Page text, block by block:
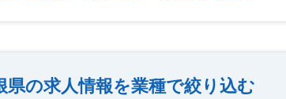
県の求人情報を業種で絞り込む